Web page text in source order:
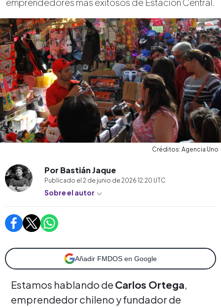
Créditos: Agencia Uno
Por Bastián Jaque
Publicado el 2 de junio de 2026 12:20 UTC
Sobre el autor
Añadir FMDOS en Google
Estamos hablando de Carlos Ortega,
emprendedor chileno y fundador de